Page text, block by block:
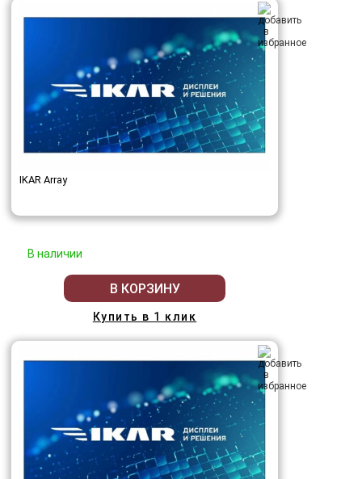
IKAR Array
В наличии
В КОРЗИНУ
Купить в 1 клик